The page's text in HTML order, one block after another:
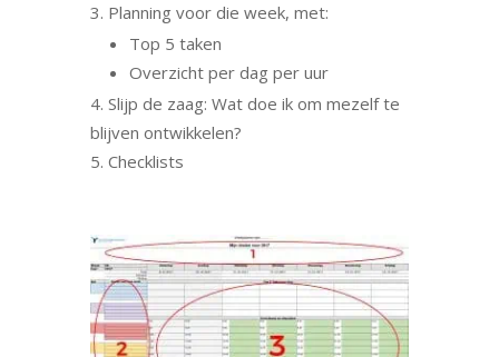
Planning voor die week, met:
Top 5 taken
Overzicht per dag per uur
Slijp de zaag: Wat doe ik om mezelf te
blijven ontwikkelen?
Checklists